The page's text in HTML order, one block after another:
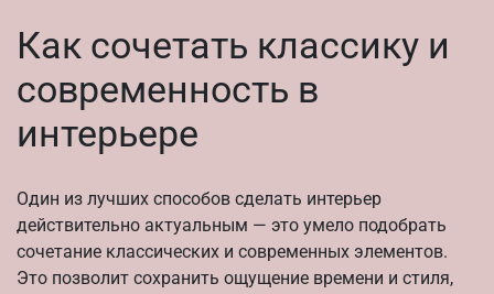
Как сочетать классику и
современность в
интерьере
Один из лучших способов сделать интерьер
действительно актуальным — это умело подобрать
сочетание классических и современных элементов.
Это позволит сохранить ощущение времени и стиля,